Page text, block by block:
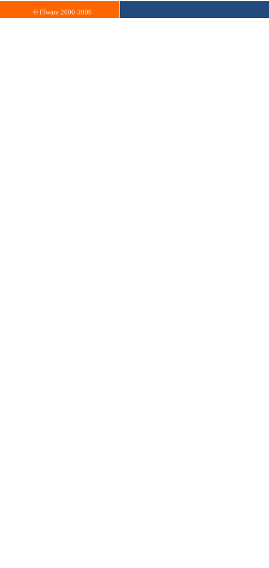
© ITware 2000-2009